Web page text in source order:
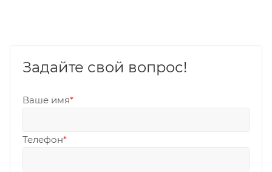
Задайте свой вопрос!
Ваше имя*
Телефон*